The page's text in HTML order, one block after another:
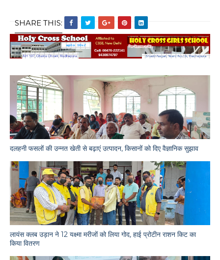
SHARE THIS:
दलहनी फसलों की उन्नत खेती से बढ़ाएं उत्पादन, किसानों को दिए वैज्ञानिक सुझाव
लायंस क्लब उड़ान ने 12 यक्ष्मा मरीजों को लिया गोद, हाई प्रोटीन राशन किट का
किया वितरण